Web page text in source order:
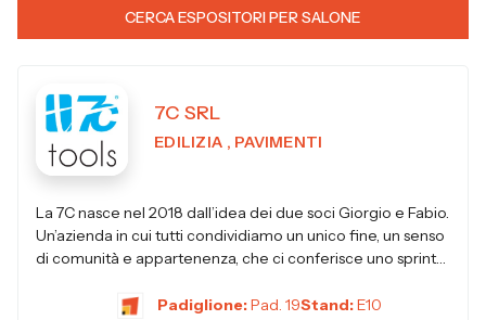
CERCA ESPOSITORI PER SALONE
7C SRL
EDILIZIA , PAVIMENTI
La 7C nasce nel 2018 dall’idea dei due soci Giorgio e Fabio.
Un’azienda in cui tutti condividiamo un unico fine, un senso
di comunità e appartenenza, che ci conferisce uno sprint
Padiglione:Pad. 19Stand:E10